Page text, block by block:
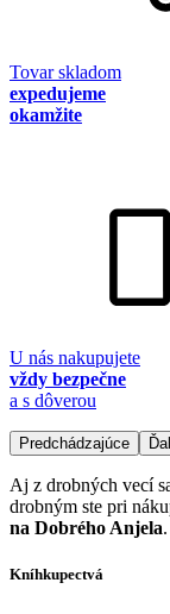
Tovar skladom
expedujeme
okamžite
U nás nakupujete
vždy bezpečne
a s dôverou
Predchádzajúce
Aj z drobných vecí
drobným ste pri
na Dobrého Anjela
Kníhkupectvá